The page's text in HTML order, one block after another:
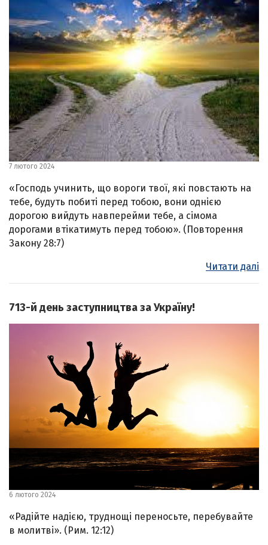
7 лютого 2024
«Господь учинить, що вороги твої, які повстають на
тебе, будуть побиті перед тобою, вони однією
дорогою вийдуть навперейми тебе, а сімома
дорогами втікатимуть перед тобою». (Повторення
Закону 28:7)
Читати далі
713-й день заступництва за Україну!
6 лютого 2024
«Радійте надією, труднощі переносьте, перебувайте
в молитві». (Рим. 12:12)